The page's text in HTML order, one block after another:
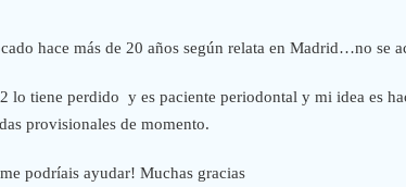
hace más de 20 años según relata en Madrid…no se
lo tiene perdido y es paciente periodontal y mi idea es
provisionales de momento.
podríais ayudar! Muchas gracias